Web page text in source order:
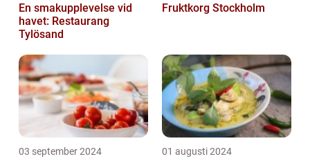
En smakupplevelse vid
havet: Restaurang
Tylösand
Fruktkorg Stockholm
03 september 2024 01 augusti 2024